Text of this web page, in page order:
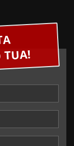
TUA!